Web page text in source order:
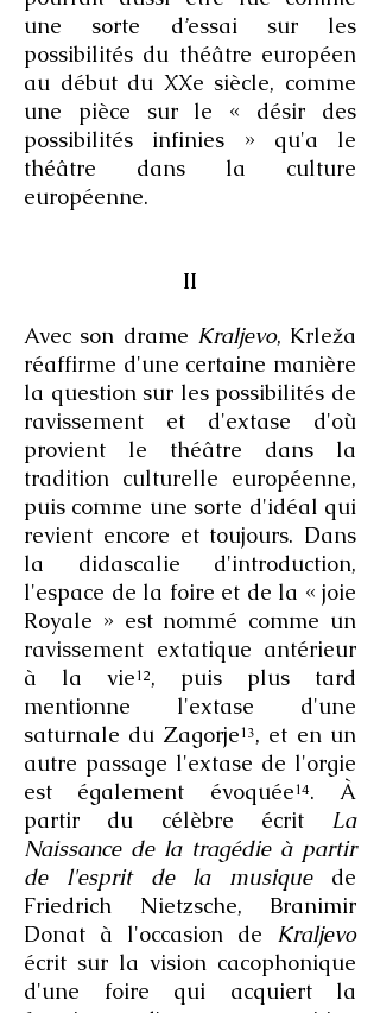
une sorte d’essai sur les
possibilités du théâtre européen
au début du XXe siècle, comme
une pièce sur le « désir des
possibilités infinies » qu'a le
théâtre dans la culture
européenne.
II
Avec son drame Kraljevo, Krleža
réaffirme d'une certaine manière
la question sur les possibilités de
ravissement et d'extase d'où
provient le théâtre dans la
tradition culturelle européenne,
puis comme une sorte d'idéal qui
revient encore et toujours. Dans
la didascalie d'introduction,
l'espace de la foire et de la « joie
Royale » est nommé comme un
ravissement extatique antérieur
à la vie¹², puis plus tard
mentionne l'extase d'une
saturnale du Zagorje¹³, et en un
autre passage l'extase de l'orgie
est également évoquée¹⁴. À
partir du célèbre écrit La
Naissance de la tragédie à partir
de l'esprit de la musiquede
Friedrich Nietzsche, Branimir
Donat à l'occasion de Kraljevo
écrit sur la vision cacophonique
d'une foire qui acquiert la